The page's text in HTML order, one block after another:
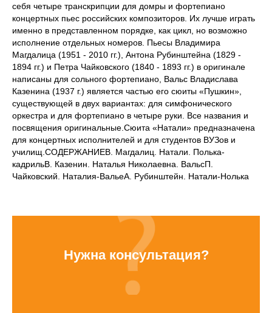
себя четыре транскрипции для домры и фортепиано
концертных пьес российских композиторов. Их лучше играть
именно в представленном порядке, как цикл, но возможно
исполнение отдельных номеров. Пьесы Владимира
Магдалица (1951 - 2010 гг.), Антона Рубинштейна (1829 -
1894 гг.) и Петра Чайковского (1840 - 1893 гг.) в оригинале
написаны для сольного фортепиано, Вальс Владислава
Казенина (1937 г.) является частью его сюиты «Пушкин»,
существующей в двух вариантах: для симфонического
оркестра и для фортепиано в четыре руки. Все названия и
посвящения оригинальные.Сюита «Натали» предназначена
для концертных исполнителей и для студентов ВУЗов и
училищ.СОДЕРЖАНИЕВ. Магдалиц. Натали. Полька-
кадрильВ. Казенин. Наталья Николаевна. ВальсП.
Чайковский. Наталия-ВальеА. Рубинштейн. Натали-Нолька
Нужна консультация?